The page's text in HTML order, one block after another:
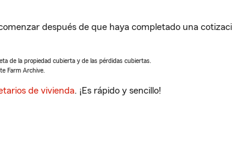
después de que haya completado una
de la propiedad cubierta y de las pérdidas cubiertas.
Farm Archive.
de vivienda. ¡Es rápido y sencillo!